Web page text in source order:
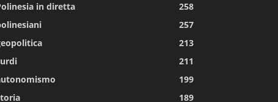
in diretta
258
257
213
211
199
189